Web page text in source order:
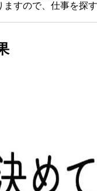
すので、仕事を探